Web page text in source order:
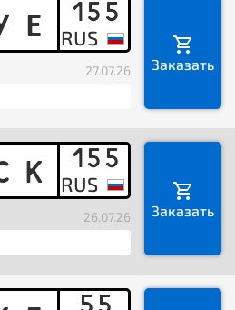
E 155
27.07.26 Заказать
K 155
26.07.26 Заказать